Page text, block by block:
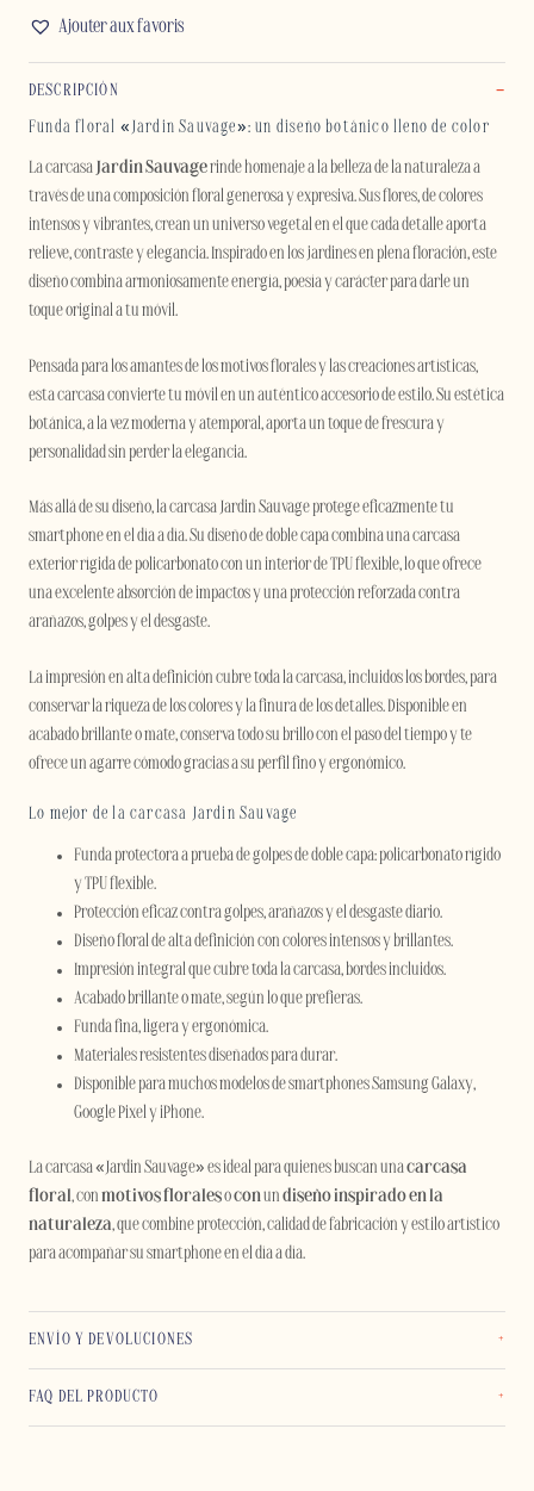
IPHONE
cantidad
Ajouter aux favoris
DESCRIPCIÓN
Funda floral «Jardin Sauvage»: un diseño botánico lleno de color
La carcasa Jardin Sauvagerinde homenaje a la belleza de la naturaleza a
través de una composición floral generosa y expresiva. Sus flores, de colores
intensos y vibrantes, crean un universo vegetal en el que cada detalle aporta
relieve, contraste y elegancia. Inspirado en los jardines en plena floración, este
diseño combina armoniosamente energía, poesía y carácter para darle un
toque original a tu móvil.
Pensada para los amantes de los motivos florales y las creaciones artísticas,
esta carcasa convierte tu móvil en un auténtico accesorio de estilo. Su estética
botánica, a la vez moderna y atemporal, aporta un toque de frescura y
personalidad sin perder la elegancia.
Más allá de su diseño, la carcasa Jardin Sauvage protege eficazmente tu
smartphone en el día a día. Su diseño de doble capa combina una carcasa
exterior rígida de policarbonato con un interior de TPU flexible, lo que ofrece
una excelente absorción de impactos y una protección reforzada contra
arañazos, golpes y el desgaste.
La impresión en alta definición cubre toda la carcasa, incluidos los bordes, para
conservar la riqueza de los colores y la finura de los detalles. Disponible en
acabado brillante o mate, conserva todo su brillo con el paso del tiempo y te
ofrece un agarre cómodo gracias a su perfil fino y ergonómico.
Lo mejor de la carcasa Jardin Sauvage
Funda protectora a prueba de golpes de doble capa: policarbonato rígido
y TPU flexible.
Protección eficaz contra golpes, arañazos y el desgaste diario.
Diseño floral de alta definición con colores intensos y brillantes.
Impresión integral que cubre toda la carcasa, bordes incluidos.
Acabado brillante o mate, según lo que prefieras.
Funda fina, ligera y ergonómica.
Materiales resistentes diseñados para durar.
Disponible para muchos modelos de smartphones Samsung Galaxy,
Google Pixel y iPhone.
La carcasa «Jardin Sauvage» es ideal para quienes buscan unacarcasa
floral, con motivos floralesoconun diseño inspirado en la
naturaleza, que combine protección, calidad de fabricación y estilo artístico
para acompañar su smartphone en el día a día.
ENVÍO Y DEVOLUCIONES
FAQ DEL PRODUCTO